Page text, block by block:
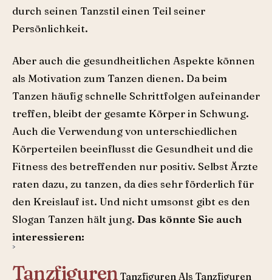
durch seinen Tanzstil einen Teil seiner
Persönlichkeit.
Aber auch die gesundheitlichen Aspekte können
als Motivation zum Tanzen dienen. Da beim
Tanzen häufig schnelle Schrittfolgen aufeinander
treffen, bleibt der gesamte Körper in Schwung.
Auch die Verwendung von unterschiedlichen
Körperteilen beeinflusst die Gesundheit und die
Fitness des betreffenden nur positiv. Selbst Ärzte
raten dazu, zu tanzen, da dies sehr förderlich für
den Kreislauf ist. Und nicht umsonst gibt es den
Slogan Tanzen hält jung. Das könnte Sie auch
interessieren:
Tanzfiguren Tanzfiguren Als Tanzfiguren